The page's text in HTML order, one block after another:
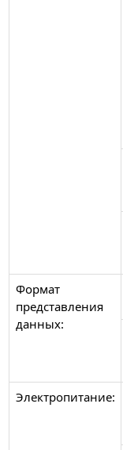
Формат
представления
данных:
Электропитание: